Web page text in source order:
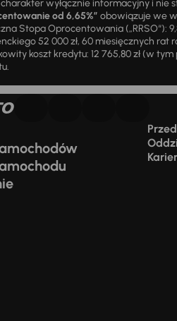
wyłącznie informacyjny i nie
od 6,65%” obowiązuje we
Stopa Oprocentowania („RRSO“):
52 000 zł, 60 miesięcznych rat
koszt kredytu: 12 765,80 zł (w